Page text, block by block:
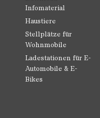
Infomaterial
Haustiere
Stellplätze für
Wohnmobile
Ladestationen für E-
Automobile & E-
Bikes